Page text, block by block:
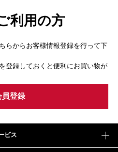
利用の方
らからお客様情報登録を行って下
登録しておくと便利にお買い物が
ビス